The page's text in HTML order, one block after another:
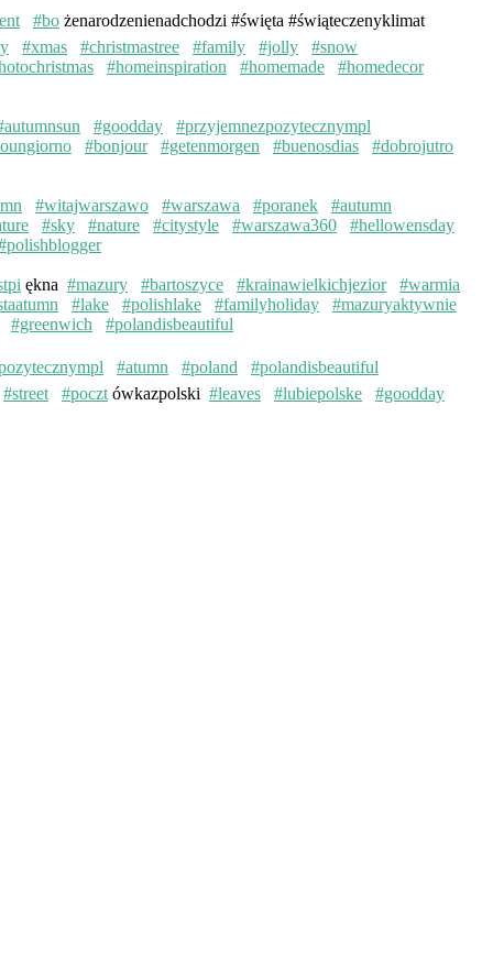
#bo żenarodzenienadchodzi #święta #świąteczenyklimat
#xmas #christmastree #family #jolly
#snow
#homeinspiration #homemade
#homedecor
#goodday
#przyjemnezpozytecznympl
#bonjour #getenmorgen #buenosdias
#dobrojutro
#witajwarszawo #warszawa #poranek
#autumn
#sky #nature #citystyle #warszawa360
#hellowensday
ękna #mazury #bartoszyce #krainawielkichjezior
#warmia
#lake #polishlake #familyholiday
#mazuryaktywnie
#greenwich #polandisbeautiful
#atumn #poland
#polandisbeautiful
#street #poczt ówkazpolski #leaves #lubiepolske
#goodday